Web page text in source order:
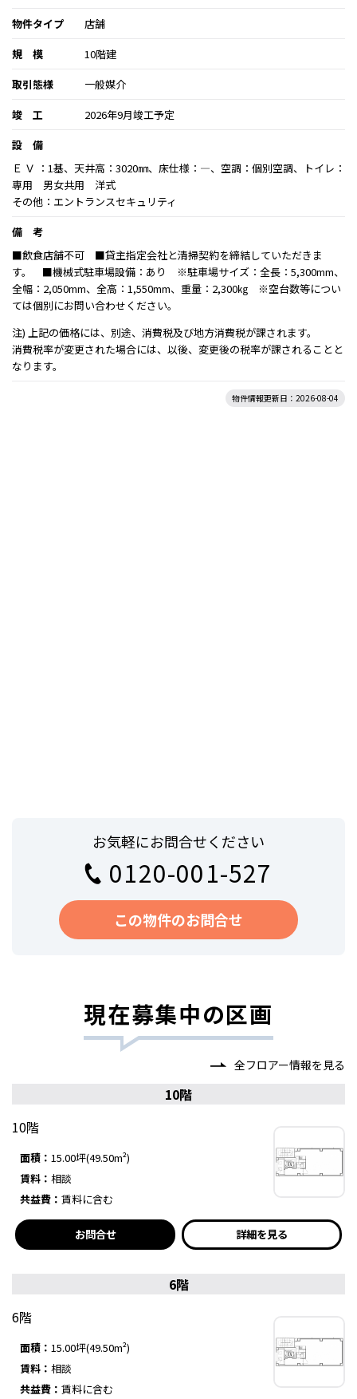
物件タイプ
店舗
規 模
10階建
取引態様
一般媒介
竣 工
2026年9月竣工予定
設 備
Ｅ Ｖ ：1基、天井高：3020㎜、床仕様：―、空調：個別空調、トイレ：
専用 男女共用 洋式
その他：エントランスセキュリティ
備 考
■飲食店舗不可 ■貸主指定会社と清掃契約を締結していただきま
す。 ■機械式駐車場設備：あり ※駐車場サイズ：全長：5,300mm、
全幅：2,050mm、全高：1,550mm、重量：2,300㎏ ※空台数等につい
ては個別にお問い合わせください。
注) 上記の価格には、別途、消費税及び地方消費税が課されます。
消費税率が変更された場合には、以後、変更後の税率が課されることと
なります。
物件情報更新日：2026-08-04
お気軽にお問合せください
0120-001-527
この物件のお問合せ
現在募集中の区画
全フロアー情報を見る
10階
10階
面積： 15.00坪(49.50m²)
賃料： 相談
共益費： 賃料に含む
お問合せ 詳細を見る
6階
6階
面積： 15.00坪(49.50m²)
賃料： 相談
共益費： 賃料に含む